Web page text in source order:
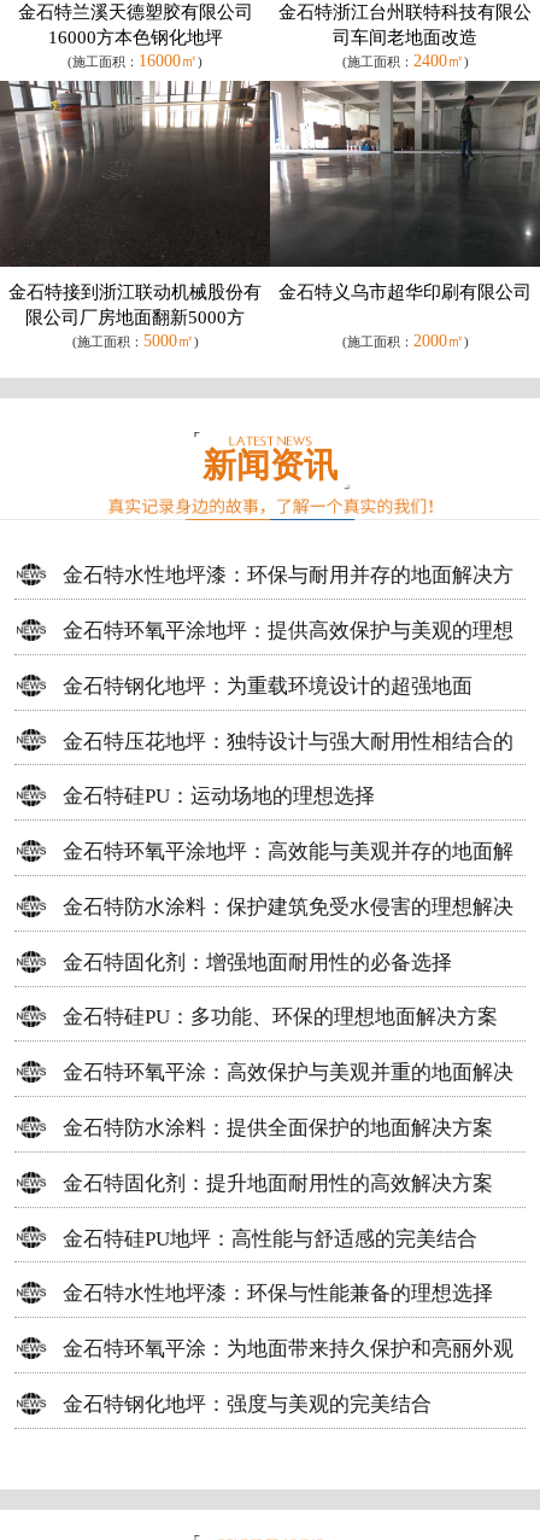
金石特兰溪天德塑胶有限公司
16000方本色钢化地坪
(施工面积： 16000㎡)
金石特浙江台州联特科技有限公
司车间老地面改造
(施工面积： 2400㎡)
金石特接到浙江联动机械股份有
限公司厂房地面翻新5000方
(施工面积： 5000㎡)
金石特义乌市超华印刷有限公司
(施工面积： 2000㎡)
新闻资讯
金石特水性地坪漆：环保与耐用并存的地面解决方
案
金石特环氧平涂地坪：提供高效保护与美观的理想
选择
金石特钢化地坪：为重载环境设计的超强地面
金石特压花地坪：独特设计与强大耐用性相结合的
地面材料
金石特硅PU：运动场地的理想选择
金石特环氧平涂地坪：高效能与美观并存的地面解
决方案
金石特防水涂料：保护建筑免受水侵害的理想解决
方案
金石特固化剂：增强地面耐用性的必备选择
金石特硅PU：多功能、环保的理想地面解决方案
金石特环氧平涂：高效保护与美观并重的地面解决
方案
金石特防水涂料：提供全面保护的地面解决方案
金石特固化剂：提升地面耐用性的高效解决方案
金石特硅PU地坪：高性能与舒适感的完美结合
金石特水性地坪漆：环保与性能兼备的理想选择
金石特环氧平涂：为地面带来持久保护和亮丽外观
金石特钢化地坪：强度与美观的完美结合